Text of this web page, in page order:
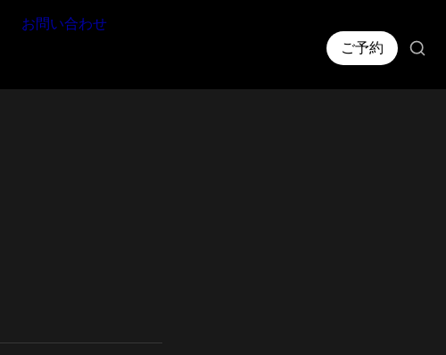
お問い合わせ
ご予約